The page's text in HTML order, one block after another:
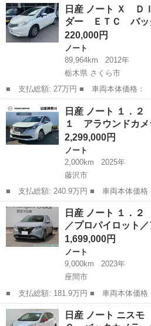
ンチナビ Ｂカメラ ３６０°セーフテ
ＥＴＣ...
神奈川 平塚市 ノート
日産 ノート Ｘ Ｄ
ダー ＥＴＣ バ
220,000円
ノート
89,964km
2012年
栃木県 さくら市
■ 支払総額: 27万円 ■ 車両本体価格： 220,000 円 ■ メーカー
名： 日産 ■ 車種名： ノート ■ グレ
Ｓ ドライブレコーダー ＥＴＣ バッ
ミホイール スマー...
栃木 さくら市 ノート
日産 ノート １．
１ アラウンドカ
2,299,000円
ノート
2,000km
2025年
藤沢市
■ 支払総額: 240.9万円 ■ 車両本体価格： 2,299,000 円 ■ メーカ
ー名： 日産 ■ 車種名： ノート ■
メモリーナビＮＭ１ アラウンドカメ
シーＢ ...
神奈川 藤沢市 ノート
日産 ノート １．
／プロパイロット
1,699,000円
ノート
9,000km
2023年
座間市
■ 支払総額: 181.9万円 ■ 車両本体価格： 1,699,000 円 ■ メーカ
ー名： 日産 ■ 車種名： ノート ■
ＦＯＵＲ ４ＷＤ ／プロパイロット／
神奈川 座間市 ノート
日産 ノート ニス